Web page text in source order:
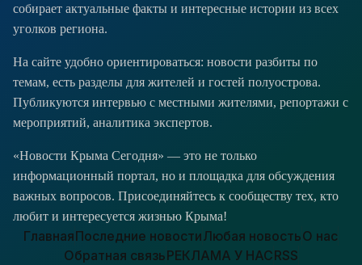
собирает актуальные факты и интересные истории из всех
уголков региона.
На сайте удобно ориентироваться: новости разбиты по
темам, есть разделы для жителей и гостей полуострова.
Публикуются интервью с местными жителями, репортажи с
мероприятий, аналитика экспертов.
«Новости Крыма Сегодня» — это не только
информационный портал, но и площадка для обсуждения
важных вопросов. Присоединяйтесь к сообществу тех, кто
любит и интересуется жизнью Крыма!
ГлавнаяПоследние новости Любая новостьО нас
Обратная связьРЕКЛАМА У НАСRSS